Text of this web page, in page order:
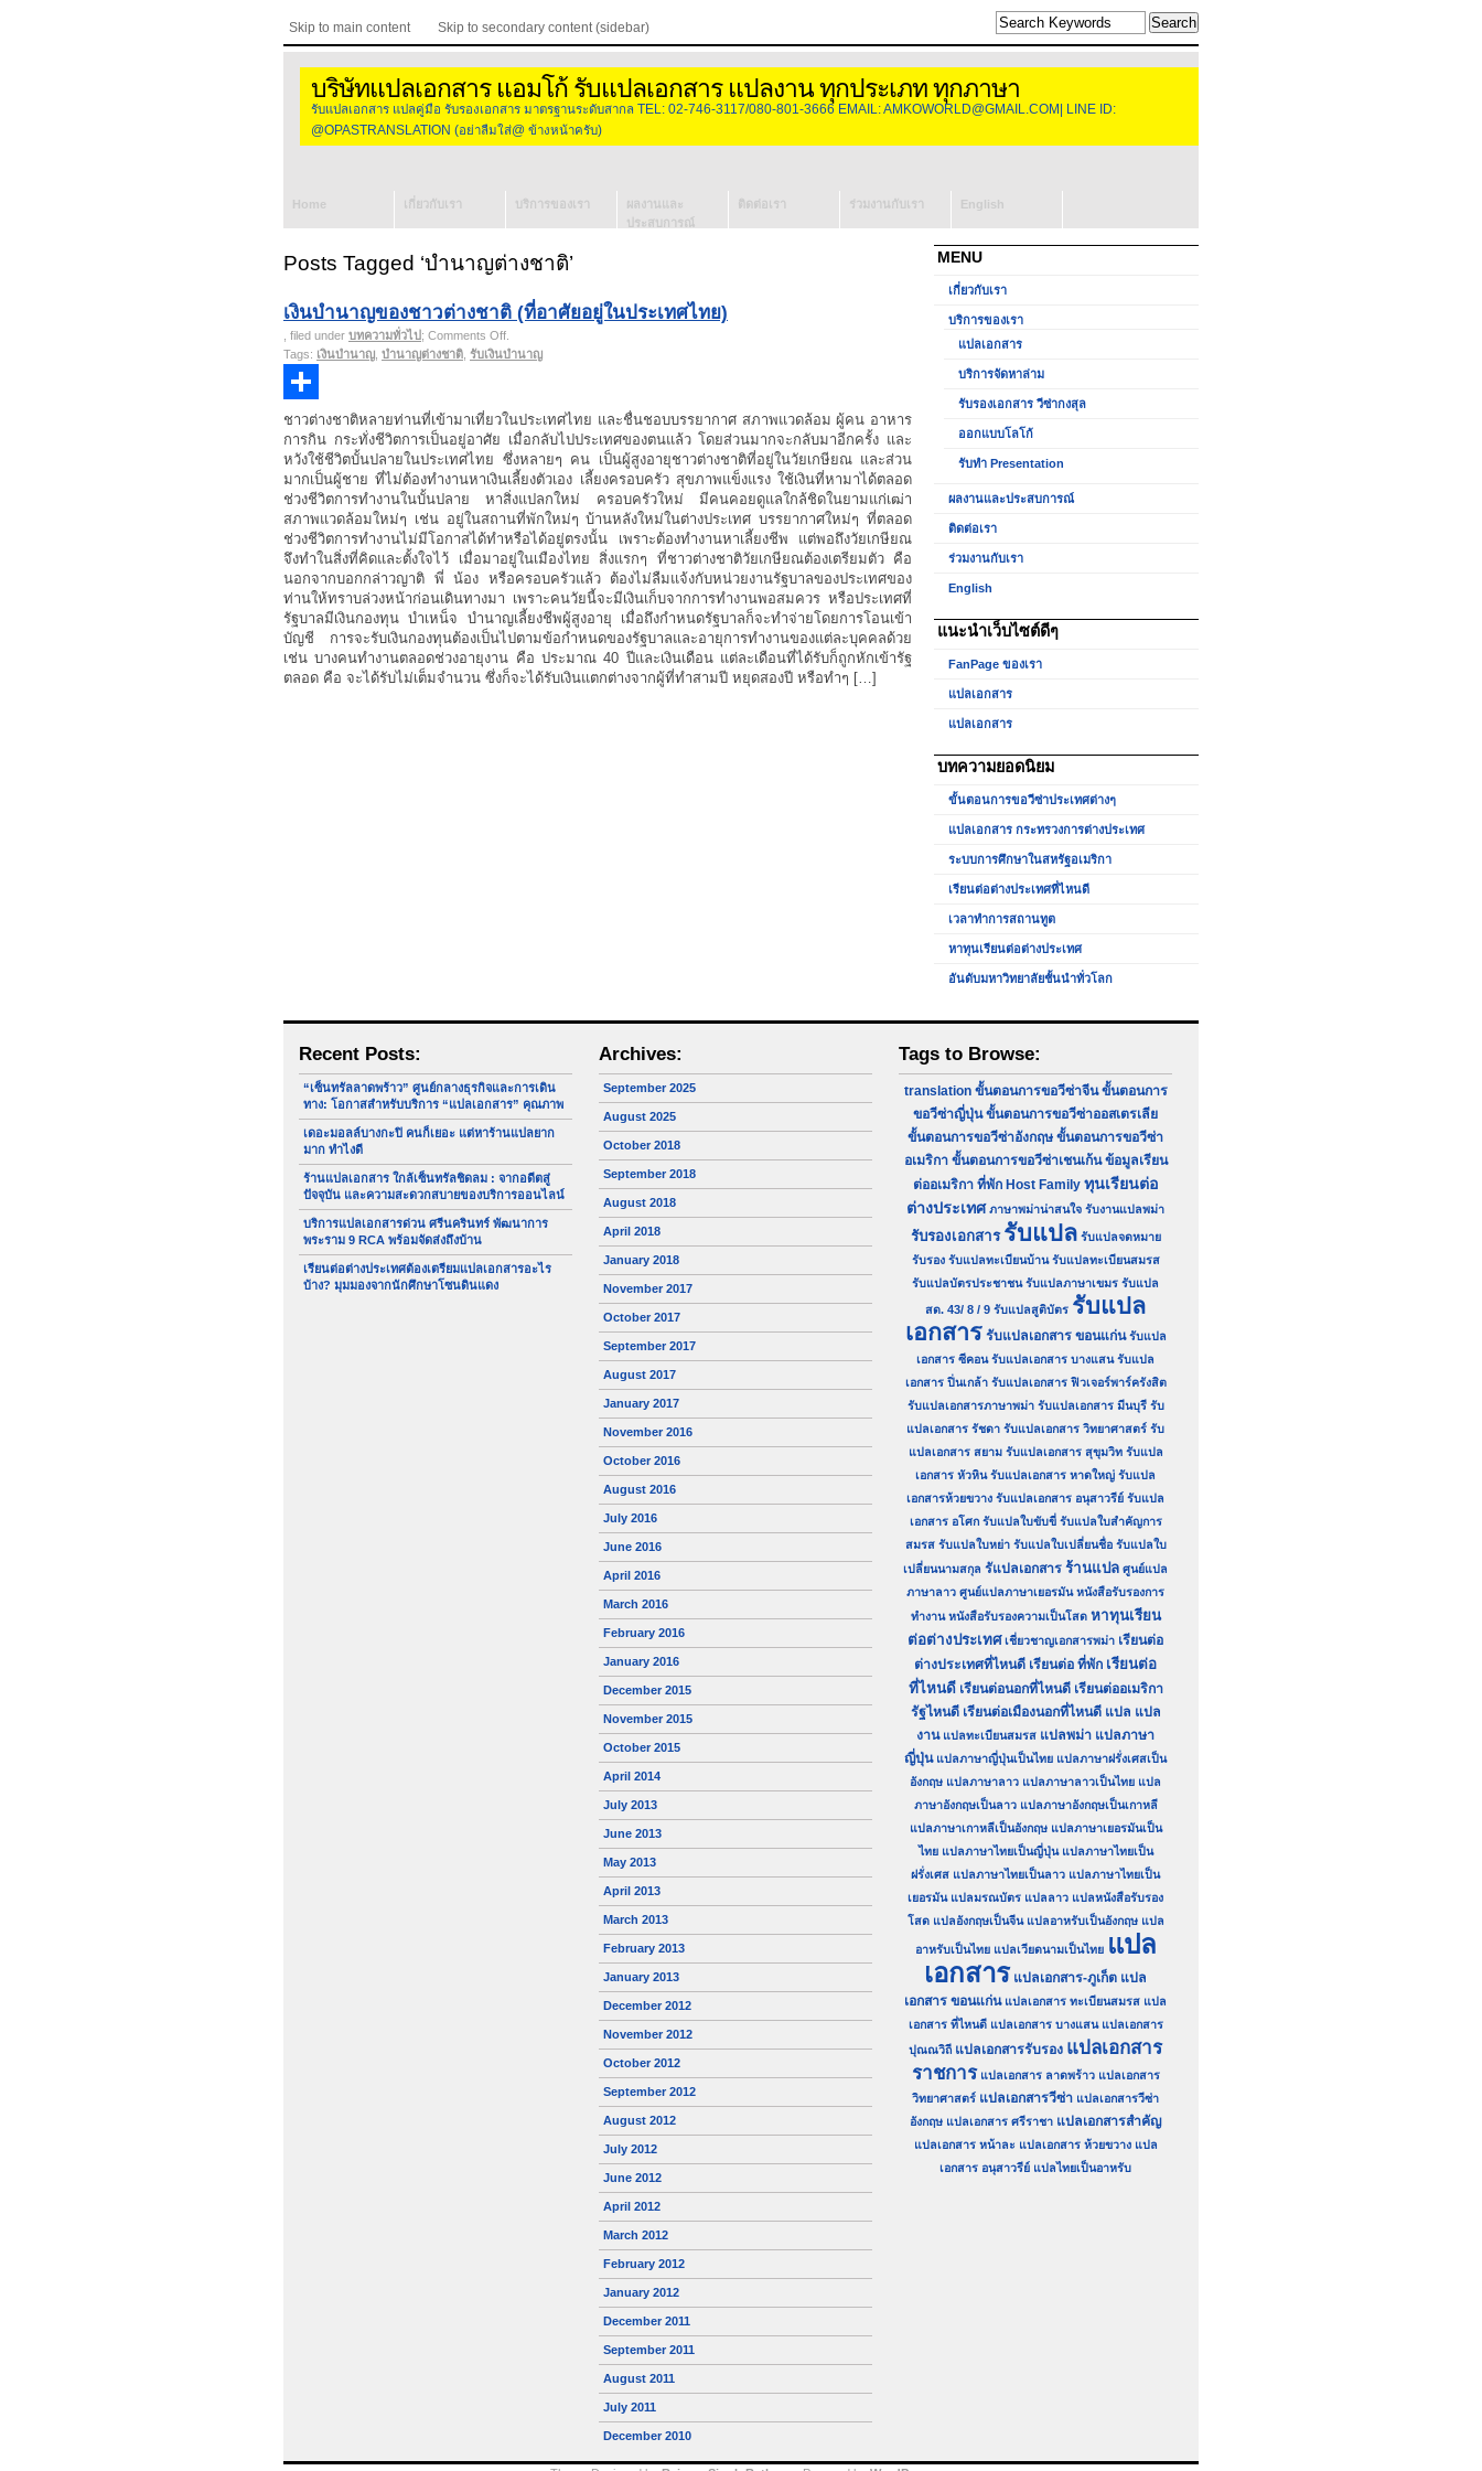
Skip to main content Skip to secondary content (sidebar)
บริษัทแปลเอกสาร แอมโก้ รับแปลเอกสาร แปลงาน ทุกประเภท ทุกภาษา
รับแปลเอกสาร แปลคู่มือ รับรองเอกสาร มาตรฐานระดับสากล TEL: 02-746-3117/080-801-3666 EMAIL: AMKOWORLD@GMAIL.COM| LINE ID:
@OPASTRANSLATION (อย่าลืมใส่@ ข้างหน้าครับ)
Home เกี่ยวกับเรา บริการของเรา
ล่าม
รับรองเอกสาร
ออกแบบโลโก้
Presentation
ผลงานและ
ประสบการณ์
ติดต่อเรา ร่วมงานกับเรา English
Posts Tagged ‘บำนาญต่างชาติ’
เงินบำนาญของชาวต่างชาติ (ที่อาศัยอยู่ในประเทศไทย)
, filed under บทความทั่วไป ; Comments Offon
เงิน
ชาว
ต่าง
ชาติ
(ที่
อาศัย
อยู่
ใน
ประเทศไทย)
Tags: เงินบำนาญ บำนาญต่างชาติ รับเงินบำนาญ
Share
ชาวต่างชาติหลายท่านที่เข้ามาเที่ยวในประเทศไทย และชื่นชอบบรรยากาศ สภาพแวดล้อม ผู้คน อาหาร
การกิน กระทั่งชีวิตการเป็นอยู่อาศัย เมื่อกลับไปประเทศของตนแล้ว โดยส่วนมากจะกลับมาอีกครั้ง และ
หวังใช้ชีวิตบั้นปลายในประเทศไทย ซึ่งหลายๆ คน เป็นผู้สูงอายุชาวต่างชาติที่อยู่ในวัยเกษียณ และส่วน
มากเป็นผู้ชาย ที่ไม่ต้องทำงานหาเงินเลี้ยงตัวเอง เลี้ยงครอบครัว สุขภาพแข็งแรง ใช้เงินที่หามาได้ตลอด
ช่วงชีวิตการทำงานในบั้นปลาย หาสิ่งแปลกใหม่ ครอบครัวใหม่ มีคนคอยดูแลใกล้ชิดในยามแก่เฒ่า
สภาพแวดล้อมใหม่ๆ เช่น อยู่ในสถานที่พักใหม่ๆ บ้านหลังใหม่ในต่างประเทศ บรรยากาศใหม่ๆ ที่ตลอด
ช่วงชีวิตการทำงานไม่มีโอกาสได้ทำหรือได้อยู่ตรงนั้น เพราะต้องทำงานหาเลี้ยงชีพ แต่พอถึงวัยเกษียณ
จึงทำในสิ่งที่คิดและตั้งใจไว้ เมื่อมาอยู่ในเมืองไทย สิ่งแรกๆ ที่ชาวต่างชาติวัยเกษียณต้องเตรียมตัว คือ
นอกจากบอกกล่าวญาติ พี่ น้อง หรือครอบครัวแล้ว ต้องไม่ลืมแจ้งกับหน่วยงานรัฐบาลของประเทศของ
ท่านให้ทราบล่วงหน้าก่อนเดินทางมา เพราะคนวัยนี้จะมีเงินเก็บจากการทำงานพอสมควร หรือประเทศที่
รัฐบาลมีเงินกองทุน บำเหน็จ บำนาญเลี้ยงชีพผู้สูงอายุ เมื่อถึงกำหนดรัฐบาลก็จะทำจ่ายโดยการโอนเข้า
บัญชี การจะรับเงินกองทุนต้องเป็นไปตามข้อกำหนดของรัฐบาลและอายุการทำงานของแต่ละบุคคลด้วย
เช่น บางคนทำงานตลอดช่วงอายุงาน คือ ประมาณ 40 ปีและเงินเดือน แต่ละเดือนที่ได้รับก็ถูกหักเข้ารัฐ
ตลอด คือ จะได้รับไม่เต็มจำนวน ซึ่งก็จะได้รับเงินแตกต่างจากผู้ที่ทำสามปี หยุดสองปี หรือทำๆ […]
MENU
เกี่ยวกับเรา
บริการของเรา
แปลเอกสาร
บริการจัดหาล่าม
รับรองเอกสาร วีซ่ากงสุล
ออกแบบโลโก้
รับทำ Presentation
ผลงานและประสบการณ์
ติดต่อเรา
ร่วมงานกับเรา
English
แนะนำเว็บไซต์ดีๆ
FanPage ของเรา
แปลเอกสาร
แปลเอกสาร
บทความยอดนิยม
ขั้นตอนการขอวีซ่าประเทศต่างๆ
แปลเอกสาร กระทรวงการต่างประเทศ
ระบบการศึกษาในสหรัฐอเมริกา
เรียนต่อต่างประเทศที่ไหนดี
เวลาทำการสถานทูต
หาทุนเรียนต่อต่างประเทศ
อันดับมหาวิทยาลัยชั้นนำทั่วโลก
Recent Posts:
“เซ็นทรัลลาดพร้าว” ศูนย์กลางธุรกิจและการเดิน
ทาง: โอกาสสำหรับบริการ “แปลเอกสาร” คุณภาพ
เดอะมอลล์บางกะปิ คนก็เยอะ แต่หาร้านแปลยาก
มาก ทำไงดี
ร้านแปลเอกสาร ใกล้เซ็นทรัลชิดลม : จากอดีตสู่
ปัจจุบัน และความสะดวกสบายของบริการออนไลน์
บริการแปลเอกสารด่วน ศรีนครินทร์ พัฒนาการ
พระราม 9 RCA พร้อมจัดส่งถึงบ้าน
เรียนต่อต่างประเทศต้องเตรียมแปลเอกสารอะไร
บ้าง? มุมมองจากนักศึกษาโซนดินแดง
Archives:
September 2025
August 2025
October 2018
September 2018
August 2018
April 2018
January 2018
November 2017
October 2017
September 2017
August 2017
January 2017
November 2016
October 2016
August 2016
July 2016
June 2016
April 2016
March 2016
February 2016
January 2016
December 2015
November 2015
October 2015
April 2014
July 2013
June 2013
May 2013
April 2013
March 2013
February 2013
January 2013
December 2012
November 2012
October 2012
September 2012
August 2012
July 2012
June 2012
April 2012
March 2012
February 2012
January 2012
December 2011
September 2011
August 2011
July 2011
December 2010
Tags to Browse:
translation ขั้นตอนการขอวีซ่าจีน ขั้นตอนการ
ขอวีซ่าญี่ปุ่น ขั้นตอนการขอวีซ่าออสเตรเลีย
ขั้นตอนการขอวีซ่าอังกฤษ ขั้นตอนการขอวีซ่า
อเมริกา ขั้นตอนการขอวีซ่าเชนเก้น ข้อมูลเรียน
ต่ออเมริกา ที่พัก Host Family ทุนเรียนต่อ
ต่างประเทศ ภาษาพม่าน่าสนใจ รับงานแปลพม่า
รับรองเอกสาร รับแปล รับแปลจดหมาย
รับรอง รับแปลทะเบียนบ้าน รับแปลทะเบียนสมรส
รับแปลบัตรประชาชน รับแปลภาษาเขมร รับแปล
สด. 43/ 8 / 9 รับแปลสูติบัตร รับแปล
เอกสาร รับแปลเอกสาร ขอนแก่น รับแปล
เอกสาร ซีคอน รับแปลเอกสาร บางแสน รับแปล
เอกสาร ปิ่นเกล้า รับแปลเอกสาร ฟิวเจอร์พาร์ครังสิต
รับแปลเอกสารภาษาพม่า รับแปลเอกสาร มีนบุรี รับ
แปลเอกสาร รัชดา รับแปลเอกสาร วิทยาศาสตร์ รับ
แปลเอกสาร สยาม รับแปลเอกสาร สุขุมวิท รับแปล
เอกสาร หัวหิน รับแปลเอกสาร หาดใหญ่ รับแปล
เอกสารห้วยขวาง รับแปลเอกสาร อนุสาวรีย์ รับแปล
เอกสาร อโศก รับแปลใบขับขี่ รับแปลใบสำคัญการ
สมรส รับแปลใบหย่า รับแปลใบเปลี่ยนชื่อ รับแปลใบ
เปลี่ยนนามสกุล รัแปลเอกสาร ร้านแปล ศูนย์แปล
ภาษาลาว ศูนย์แปลภาษาเยอรมัน หนังสือรับรองการ
ทำงาน หนังสือรับรองความเป็นโสด หาทุนเรียน
ต่อต่างประเทศ เชี่ยวชาญเอกสารพม่า เรียนต่อ
ต่างประเทศที่ไหนดี เรียนต่อ ที่พัก เรียนต่อ
ที่ไหนดี เรียนต่อนอกที่ไหนดี เรียนต่ออเมริกา
รัฐไหนดี เรียนต่อเมืองนอกที่ไหนดี แปล แปล
งาน แปลทะเบียนสมรส แปลพม่า แปลภาษา
ญี่ปุ่น แปลภาษาญี่ปุ่นเป็นไทย แปลภาษาฝรั่งเศสเป็น
อังกฤษ แปลภาษาลาว แปลภาษาลาวเป็นไทย แปล
ภาษาอังกฤษเป็นลาว แปลภาษาอังกฤษเป็นเกาหลี
แปลภาษาเกาหลีเป็นอังกฤษ แปลภาษาเยอรมันเป็น
ไทย แปลภาษาไทยเป็นญี่ปุ่น แปลภาษาไทยเป็น
ฝรั่งเศส แปลภาษาไทยเป็นลาว แปลภาษาไทยเป็น
เยอรมัน แปลมรณบัตร แปลลาว แปลหนังสือรับรอง
โสด แปลอังกฤษเป็นจีน แปลอาหรับเป็นอังกฤษ แปล
อาหรับเป็นไทย แปลเวียดนามเป็นไทย แปล
เอกสาร แปลเอกสาร-ภูเก็ต แปล
เอกสาร ขอนแก่น แปลเอกสาร ทะเบียนสมรส แปล
เอกสาร ที่ไหนดี แปลเอกสาร บางแสน แปลเอกสาร
ปุณณวิถี แปลเอกสารรับรอง แปลเอกสาร
ราชการ แปลเอกสาร ลาดพร้าว แปลเอกสาร
วิทยาศาสตร์ แปลเอกสารวีซ่า แปลเอกสารวีซ่า
อังกฤษ แปลเอกสาร ศรีราชา แปลเอกสารสำคัญ
แปลเอกสาร หน้าละ แปลเอกสาร ห้วยขวาง แปล
เอกสาร อนุสาวรีย์ แปลไทยเป็นอาหรับ